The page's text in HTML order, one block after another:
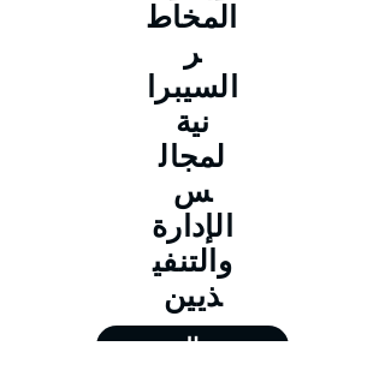
المخاط
ر
السيبرا
نية
لمجال
س
الإدارة
والتنفي
ذيين
حجز الدورة